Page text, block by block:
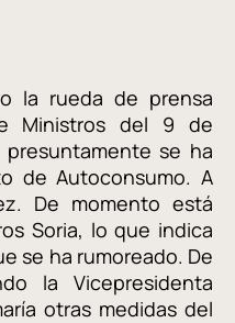
la rueda de prensa
Ministros del 9 de
se ha
de Autoconsumo. A
De momento está
Soria, lo que indica
se ha rumoreado. De
la Vicepresidenta
otras medidas del